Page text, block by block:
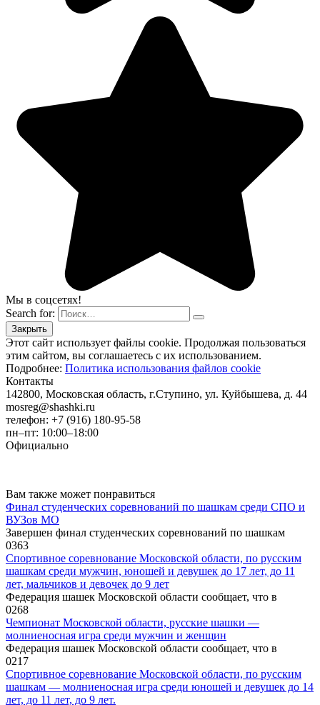
Мы в соцсетях!
Search for:
Этот сайт использует файлы cookie. Продолжая пользоваться
этим сайтом, вы соглашаетесь с их использованием.
Подробнее: Политика использования файлов cookie
Контакты
142800, Московская область, г.Ступино, ул. Куйбышева, д. 44
mosreg@shashki.ru
телефон: +7 (916) 180-95-58
пн–пт: 10:00–18:00
Официально
Вам также может понравиться
Финал студенческих соревнований по шашкам среди СПО и
ВУЗов МО
Завершен финал студенческих соревнований по шашкам
0363
Спортивное соревнование Московской области, по русским
шашкам среди мужчин, юношей и девушек до 17 лет, до 11
лет, мальчиков и девочек до 9 лет
Федерация шашек Московской области сообщает, что в
0268
Чемпионат Московской области, русские шашки —
молниеносная игра среди мужчин и женщин
Федерация шашек Московской области сообщает, что в
0217
Спортивное соревнование Московской области, по русским
шашкам — молниеносная игра среди юношей и девушек до 14
лет, до 11 лет, до 9 лет.